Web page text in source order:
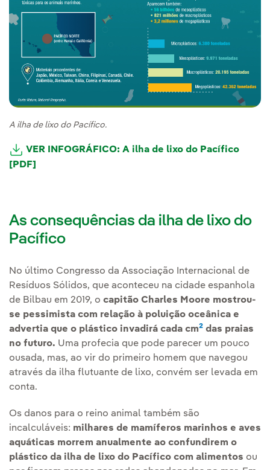
A ilha de lixo do Pacífico.
VER INFOGRÁFICO: A ilha de lixo do Pacífico
[PDF]
As consequências da ilha de lixo do
Pacífico
No último Congresso da Associação Internacional de
Resíduos Sólidos, que aconteceu na cidade espanhola
de Bilbau em 2019, o capitão Charles Moore mostrou-
se pessimista com relação à poluição oceânica e
advertia que o plástico invadirá cada cm2 das praias
no futuro. Uma profecia que pode parecer um pouco
ousada, mas, ao vir do primeiro homem que navegou
através da ilha flutuante de lixo, convém ser levada em
conta.
Os danos para o reino animal também são
incalculáveis: milhares de mamíferos marinhos e aves
aquáticas morrem anualmente ao confundirem o
plástico da ilha de lixo do Pacífico com alimentos ou